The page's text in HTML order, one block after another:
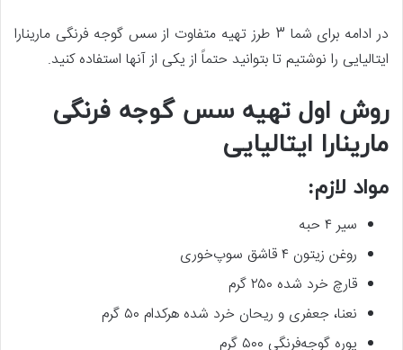
در ادامه برای شما 3 طرز تهیه متفاوت از سس گوجه ‌فرنگی مارینارا
ایتالیایی را نوشتیم تا بتوانید حتماً از یکی از آنها استفاده کنید.
روش اول تهیه سس گوجه‌ فرنگی
مارینارا ایتالیایی
مواد لازم:
سیر ۴ حبه
روغن زیتون ۴ قاشق سوپ‌خوری
قارچ خرد شده ۲۵۰ گرم
نعنا، جعفری و ریحان خرد شده هرکدام ۵۰ گرم
پوره گوجه‌فرنگی ۵۰۰ گرم